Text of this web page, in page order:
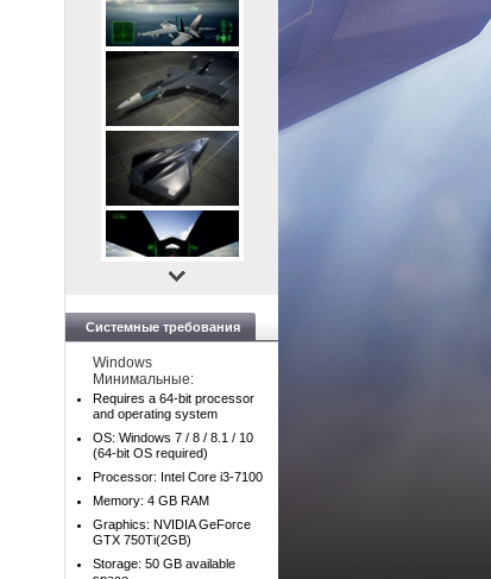
Системные требования
Windows
Минимальные:
Requires a 64-bit processor
and operating system
OS: Windows 7 / 8 / 8.1 / 10
(64-bit OS required)
Processor: Intel Core i3-7100
Memory: 4 GB RAM
Graphics: NVIDIA GeForce
GTX 750Ti(2GB)
Storage: 50 GB available